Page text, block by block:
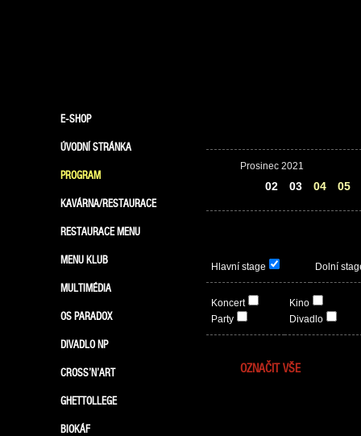
E-SHOP
ÚVODNÍ STRÁNKA
PROGRAM
KAVÁRNA/RESTAURACE
RESTAURACE MENU
MENU KLUB
MULTIMÉDIA
OS PARADOX
DIVADLO NP
CROSS’N’ART
GHETTOLLEGE
BIOKÁF
Prosinec 2021
02 03 04 05
Hlavní stage Dolní
Koncert
Party
Kino
Divadlo
OZNAČIT VŠE